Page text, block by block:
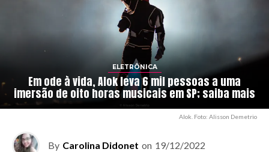
ELETRÔNICA
Em ode à vida, Alok leva 6 mil pessoas a uma
imersão de oito horas musicais em SP; saiba mais
Alok. Foto: Alisson Demetrio
By Carolina Didonet on 19/12/2022